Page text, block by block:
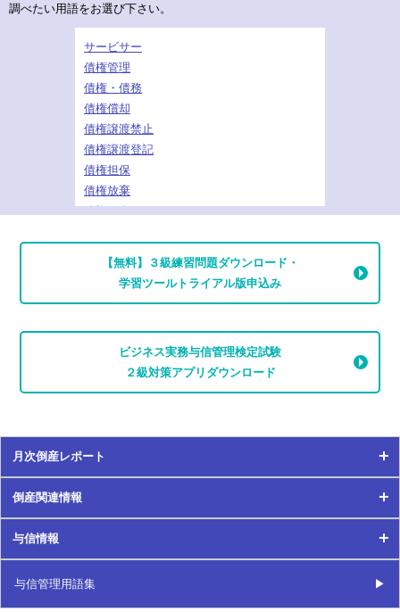
調べたい用語をお選び下さい。
サービサー
債権管理
債権・債務
債権償却
債権譲渡禁止
債権譲渡登記
債権担保
債権放棄
債務超過
財務分析
詐害行為
先取特権
差押禁止債権
残存耐用年数
GC注記
仕入債務
資格証明書
事業譲渡
資金繰り
【無料】３級練習問題ダウンロード・
学習ツールトライアル版申込み
ビジネス実務与信管理検定試験
２級対策アプリダウンロード
月次倒産レポート
月次倒産レポート
2024年
2023年
倒産関連情報
倒産関連情報
2021年
与信情報
与信情報
与信管理用語集